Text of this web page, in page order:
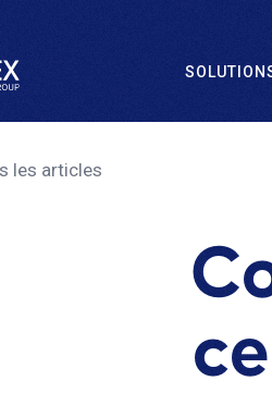
les articles